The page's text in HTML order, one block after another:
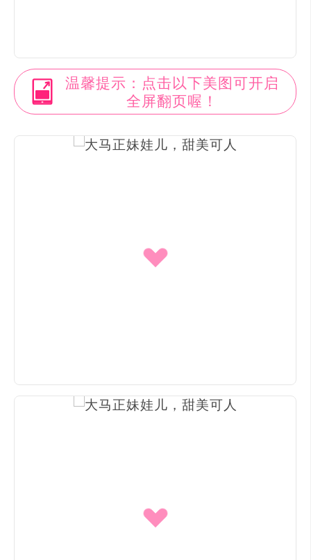
温馨提示：点击以下美图可开启
全屏翻页喔！